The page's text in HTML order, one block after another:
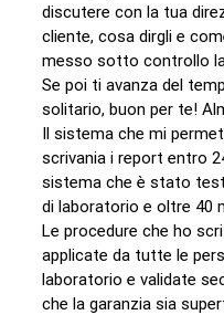
discutere con la tua
cliente, cosa dirgli e
messo sotto controllo
Se poi ti avanza del
solitario, buon per te!
Il sistema che mi
scrivania i report entro
sistema che è stato
di laboratorio e oltre 40
Le procedure che ho
applicate da tutte le
laboratorio e validate
che la garanzia sia